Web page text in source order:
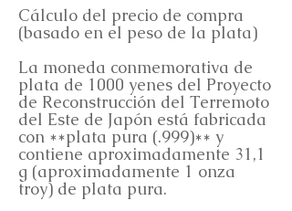
Cálculo del precio de compra
(basado en el peso de la plata)
La moneda conmemorativa de
plata de 1000 yenes del Proyecto
de Reconstrucción del Terremoto
del Este de Japón está fabricada
con **plata pura (.999)** y
contiene aproximadamente 31,1
g (aproximadamente 1 onza
troy) de plata pura.